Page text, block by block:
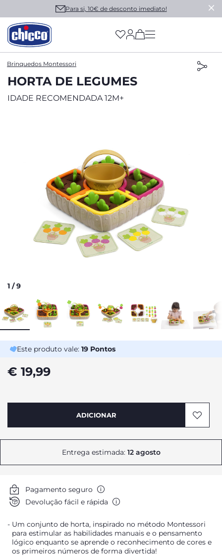
Para si, 10€ de desconto imediato!
(has more options
Brinquedos Montessori
HORTA DE LEGUMES
IDADE RECOMENDADA 12M+
1 /9
Este produto vale: 19 Pontos
€ 19,99
ADICIONAR
Entrega estimada: 12 agosto
Pagamento seguro
Devolução fácil e rápida
Um conjunto de horta, inspirado no método Montessori
para estimular as habilidades manuais e o pensamento
lógico enquanto se aprende o reconhecimento de cores e
os primeiros números de forma divertida!